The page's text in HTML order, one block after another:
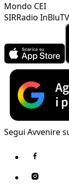
Mondo CEI
SIRRadio InBlu
Segui Avvenire